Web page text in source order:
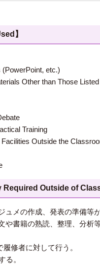
】
etc.)
Other than Those
Training
Outside the
Required Outside of Class
メの作成、発表の準備等
書籍の熟読、整理、分析
修者に対して行う。
る。